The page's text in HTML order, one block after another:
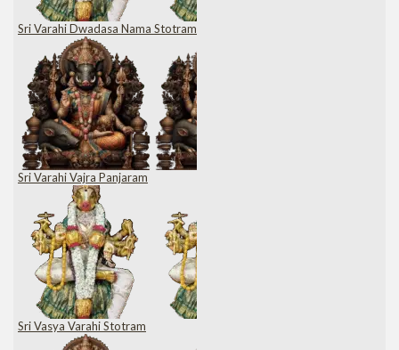
Sri Varahi Dwadasa Nama Stotram
Sri Varahi Vajra Panjaram
Sri Vasya Varahi Stotram